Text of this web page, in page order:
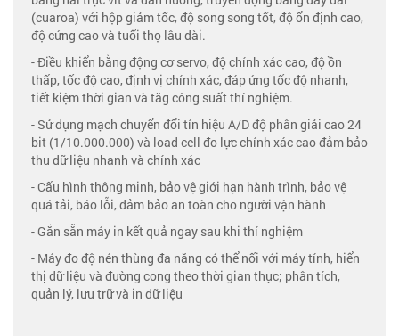
(cuaroa) với hộp giảm tốc, độ song song tốt, độ ổn định cao,
độ cứng cao và tuổi thọ lâu dài.
- Điều khiển bằng động cơ servo, độ chính xác cao, độ ồn
thấp, tốc độ cao, định vị chính xác, đáp ứng tốc độ nhanh,
tiết kiệm thời gian và tăg công suất thí nghiệm.
- Sử dụng mạch chuyển đổi tín hiệu A/D độ phân giải cao 24
bit (1/10.000.000) và load cell đo lực chính xác cao đảm bảo
thu dữ liệu nhanh và chính xác
- Cấu hình thông minh, bảo vệ giới hạn hành trình, bảo vệ
quá tải, báo lỗi, đảm bảo an toàn cho người vận hành
- Gắn sẵn máy in kết quả ngay sau khi thí nghiệm
- Máy đo độ nén thùng đa năng có thể nối với máy tính, hiển
thị dữ liệu và đường cong theo thời gian thực; phân tích,
quản lý, lưu trữ và in dữ liệu